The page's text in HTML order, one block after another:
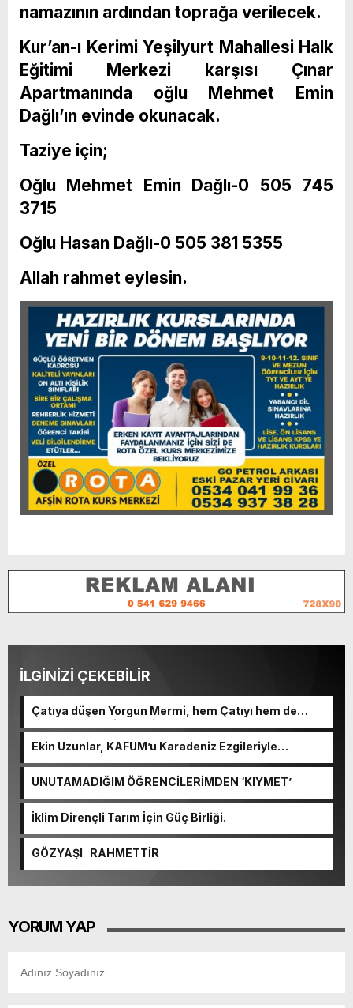
namazının ardından toprağa verilecek.
Kur’an-ı Kerimi Yeşilyurt Mahallesi Halk
Eğitimi Merkezi karşısı Çınar
Apartmanında oğlu Mehmet Emin
Dağlı’ın evinde okunacak.
Taziye için;
Oğlu Mehmet Emin Dağlı-0 505 745
3715
Oğlu Hasan Dağlı-0 505 381 5355
Allah rahmet eylesin.
İLGİNİZİ ÇEKEBİLİR
Çatıya düşen Yorgun Mermi, hem Çatıyı hem de
Kulplu Tası delip geçti.
Ekin Uzunlar, KAFUM’u Karadeniz Ezgileriyle
UNUTAMADIĞIM ÖĞRENCİLERİMDEN ‘KIYMET’
İklim Dirençli Tarım İçin Güç Birliği.
GÖZYAŞI RAHMETTİR
YORUM YAP